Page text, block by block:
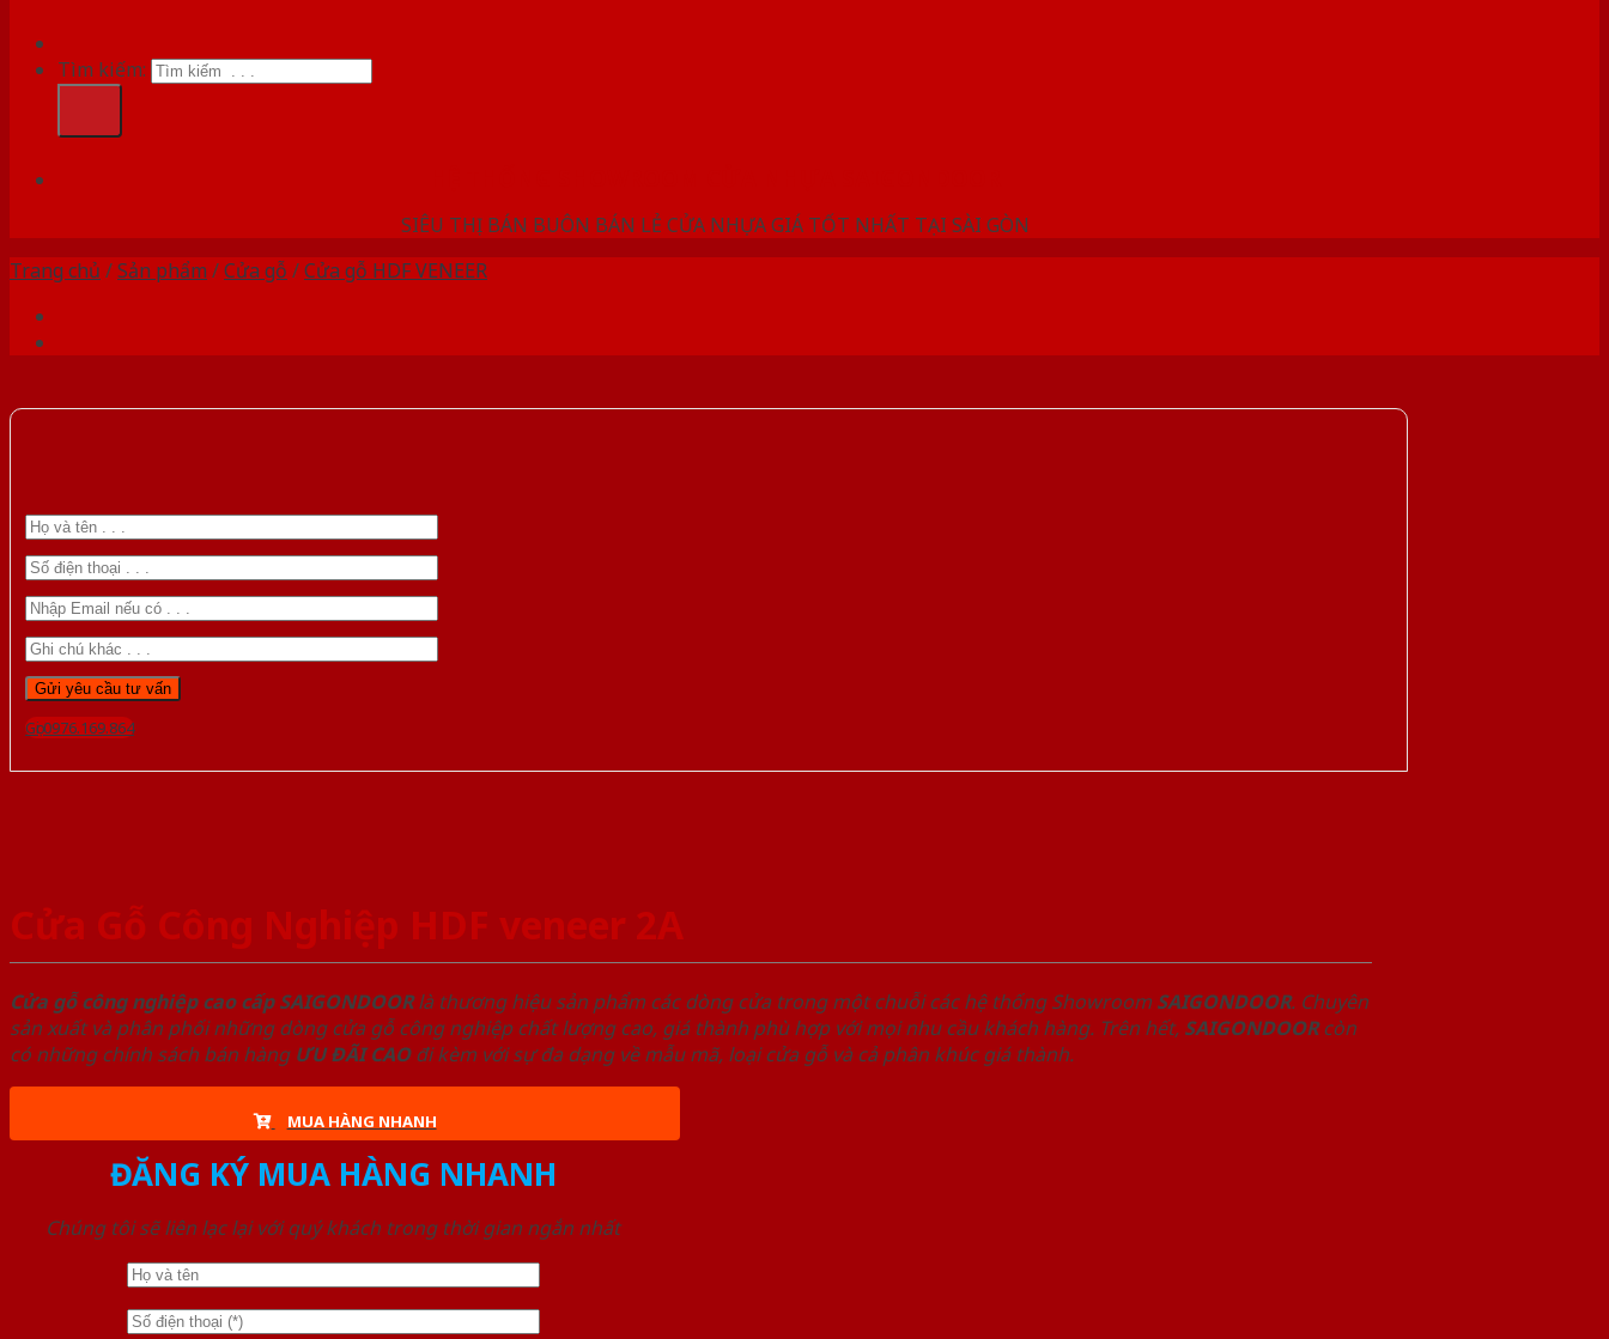
Tìm kiếm:
SIÊU THỊ BÁN BUÔN BÁN LẺ CỬA NHỰA GIÁ TỐT NHẤT TẠI SÀI GÒN
Trang chủ /Sản phẩm /Cửa gỗ /Cửa gỗ HDF VENEER
Gọi 0976.169.864
Cửa Gỗ Công Nghiệp HDF veneer 2A
Cửa gỗ công nghiệp cao cấp SAIGONDOORlà thương hiệu sản phẩm các dòng cửa trong một chuỗi các hệ thống Showroom SAIGONDOOR. Chuyên
sản xuất và phân phối những dòng cửa gỗ công nghiệp chất lượng cao, giá thành phù hợp với mọi nhu cầu khách hàng. Trên hết, SAIGONDOORcòn
có những chính sách bán hàng ƯU ĐÃI CAOđi kèm với sự đa dạng về mẫu mã, loại cửa gỗ và cả phân khúc giá thành.
MUA HÀNG NHANH
ĐĂNG KÝ MUA HÀNG NHANH
Chúng tôi sẽ liên lạc lại với quý khách trong thời gian ngắn nhất